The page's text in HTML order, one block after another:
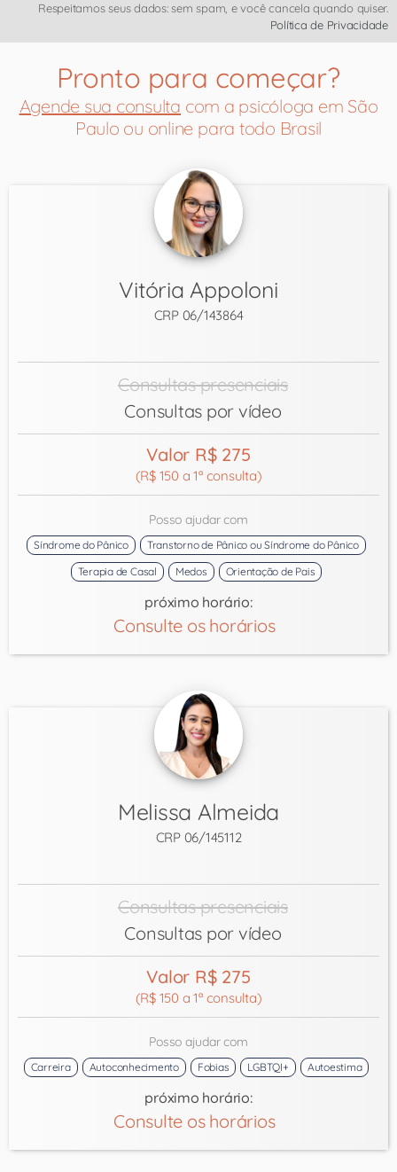
Respeitamos seus dados: sem spam, e você cancela quando quiser.
Política de Privacidade
Pronto para começar?
Agende sua consulta com a psicóloga em São
Paulo ou online para todo Brasil
Vitória Appoloni
CRP 06/143864
Consultas presenciais
Consultas por vídeo
Valor R$ 275
(R$ 150 a 1ª consulta)
Posso ajudar com
Síndrome do Pânico
Transtorno de Pânico ou Síndrome do Pânico
Terapia de Casal
Medos Orientação de Pais
próximo horário:
Consulte os horários
Melissa Almeida
CRP 06/145112
Consultas presenciais
Consultas por vídeo
Valor R$ 275
(R$ 150 a 1ª consulta)
Posso ajudar com
Carreira Autoconhecimento Fobias LGBTQI+ Autoestima
próximo horário:
Consulte os horários